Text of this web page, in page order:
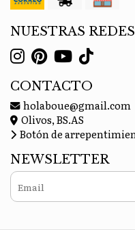
NUESTRAS
CONTACTO
holaboue@gmail.com
Olivos, BS.AS
Botón de
NEWSLETTER